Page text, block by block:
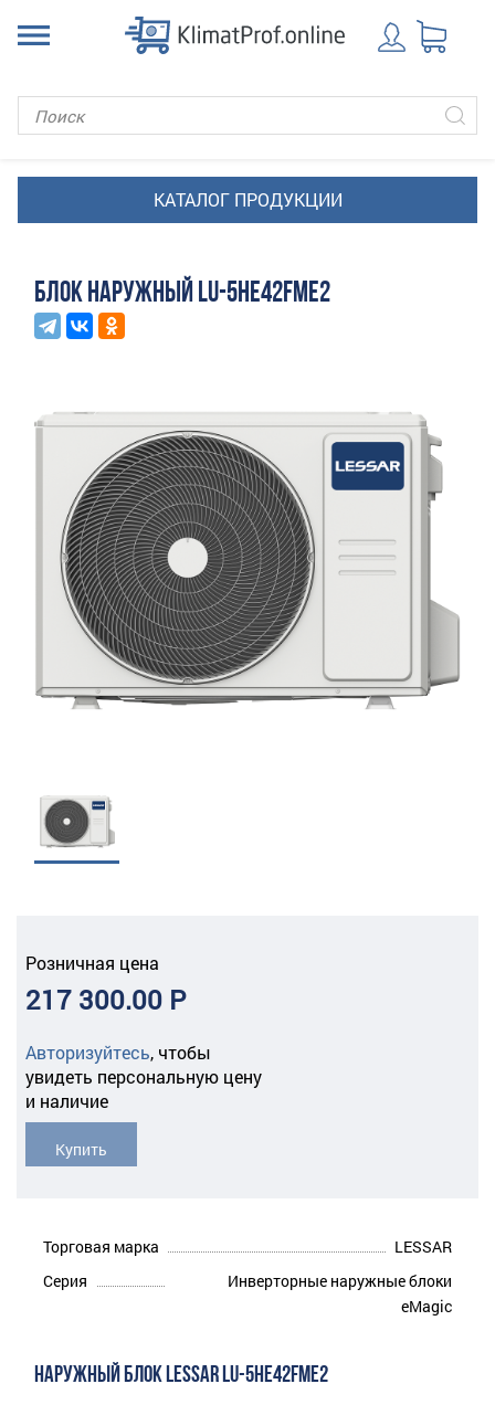
БЛОК НАРУЖНЫЙ LU-5HE42FME2
Розничная цена
217 300.00 Р
Авторизуйтесь, чтобы
увидеть персональную цену
и наличие
Купить
Торговая марка
LESSAR
Серия
Инверторные наружные блоки
eMagic
НАРУЖНЫЙ БЛОК LESSAR LU-5HE42FME2